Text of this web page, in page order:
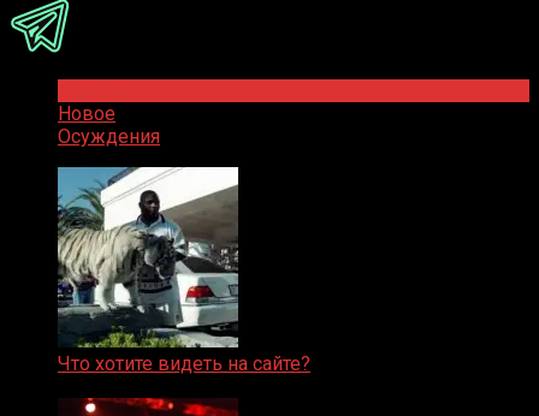
Новое
Осуждения
Что хотите видеть на сайте?